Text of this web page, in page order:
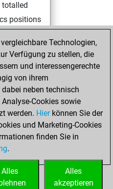
totalled
positions
Tactics
tactics
in
April 4,
account
Studies
Technologien,
Verfügung zu stellen, die
und interessengerechte
von ihrem
neben technisch
Cookies sowie
werden. Hierkönnen Sie der
und Marketing-Cookies
finden Sie in
.
Alles
akzeptieren
Alles